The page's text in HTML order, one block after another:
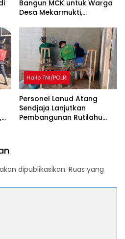
Bangun MCK untuk Warga
Desa Mekarmukti,
Layak
Hallo TNI/POLRI
Personel Lanud Atang
Sendjaja Lanjutkan
Pembangunan Rutilahu
dipublikasikan. Ruas yang